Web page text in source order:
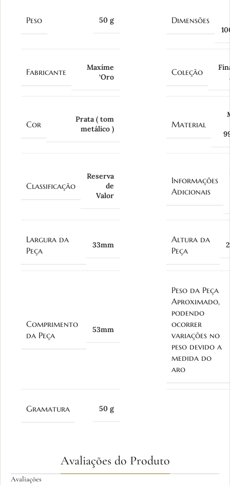
Peso 50 g Dimensões
Fabricante
Maxíme
‘Oro
Coleção
Cor
Prata ( tom
metálico )
Material
Classificação
Reserva
de
Valor
Informações
Adicionais
Largura da
Peça
33mm
Altura da
Peça
Comprimento
da Peça
53mm
Peso da Peça
Aproximado,
podendo
ocorrer
variações no
peso devido a
medida do
aro
Gramatura 50 g
Avaliações do Produto
Avaliações